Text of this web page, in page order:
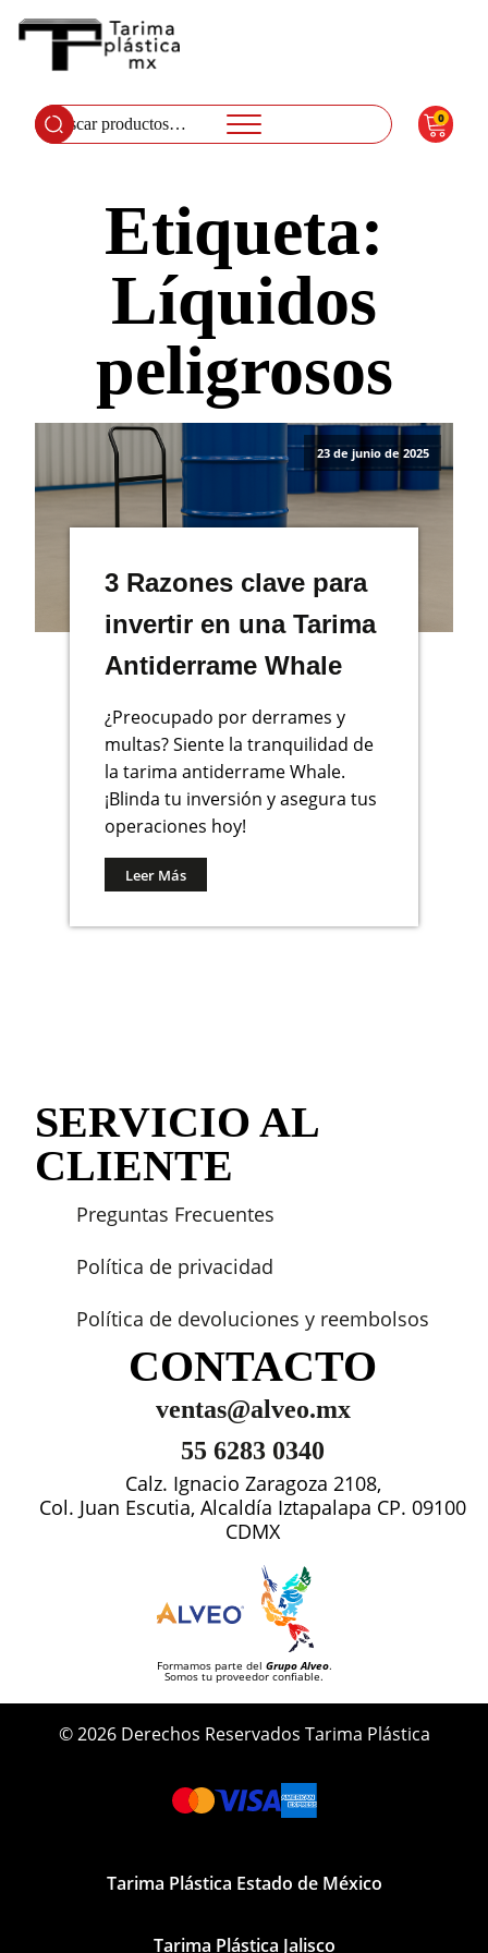
Buscar
por:
0
Etiqueta:
Líquidos
peligrosos
23 de junio de 2025
3 Razones clave para
invertir en una Tarima
Antiderrame Whale
¿Preocupado por derrames y
multas? Siente la tranquilidad de
la tarima antiderrame Whale.
¡Blinda tu inversión y asegura tus
operaciones hoy!
Leer Más
SERVICIO AL
CLIENTE
Preguntas Frecuentes
Política de privacidad
Política de devoluciones y reembolsos
CONTACTO
ventas@alveo.mx
55 6283 0340
Calz. Ignacio Zaragoza 2108,
Col. Juan Escutia, Alcaldía Iztapalapa CP. 09100
CDMX
Formamos parte del Grupo Alveo.
Somos tu proveedor confiable.
© 2026 Derechos Reservados Tarima Plástica
Tarima Plástica Estado de México
Tarima Plástica Jalisco